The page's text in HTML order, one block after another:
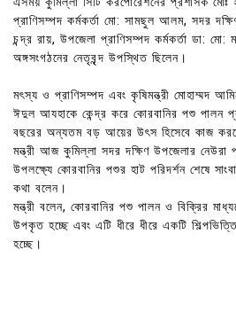
প্রাণিসম্পদ কর্মকর্তা মো: সামছুল আলম, সদর
চন্দ্র রায়, উপজেলা প্রাণিসম্পদ কর্মকর্তা ডা:
অঙ্গসংগঠনের নেতৃবৃন্দ উপস্থিত ছিলেন।
মৎস্য ও প্রাণিসম্পদ এবং কৃষিমন্ত্রী মোহাম্মদ
ঈদুল আযহাকে কেন্দ্র করে কোরবানির পশু পালন
বছরের অন্যতম বড় আয়ের উৎস হিসেবে কাজ
মন্ত্রী আজ কুমিল্লা সদর দক্ষিণ উপজেলার
উপলক্ষ্যে কোরবানির পশুর হাট পরিদর্শন শেষে
কথা বলেন।
মন্ত্রী বলেন, কোরবানির পশু পালন ও বিক্রির
উপকৃত হচ্ছে এবং এটি ধীরে ধীরে একটি
হচ্ছে।